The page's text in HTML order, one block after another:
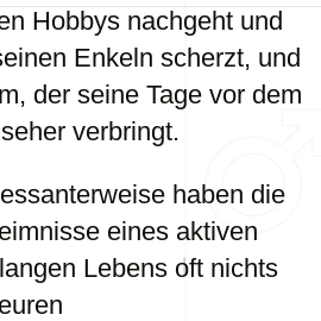
Hobbys nachgeht und
Enkeln scherzt, und
der seine Tage vor dem
verbringt.
haben die
eines aktiven
Lebens oft nichts